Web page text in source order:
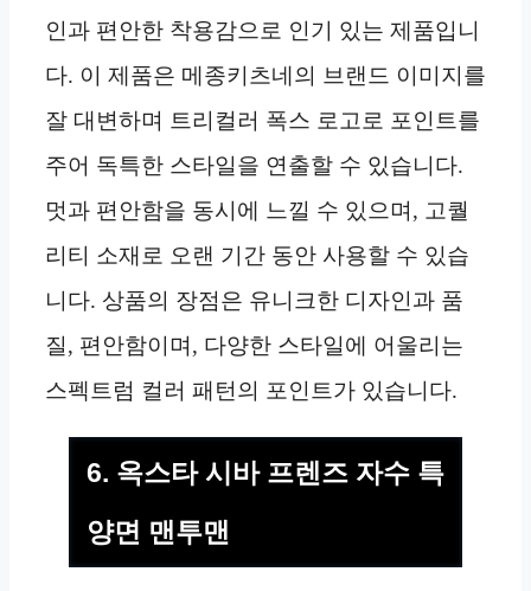
인과 편안한 착용감으로 인기 있는 제품입니
다. 이 제품은 메종키츠네의 브랜드 이미지를
잘 대변하며 트리컬러 폭스 로고로 포인트를
주어 독특한 스타일을 연출할 수 있습니다.
멋과 편안함을 동시에 느낄 수 있으며, 고퀄
리티 소재로 오랜 기간 동안 사용할 수 있습
니다. 상품의 장점은 유니크한 디자인과 품
질, 편안함이며, 다양한 스타일에 어울리는
스펙트럼 컬러 패턴의 포인트가 있습니다.
6. 옥스타 시바 프렌즈 자수 특
양면 맨투맨